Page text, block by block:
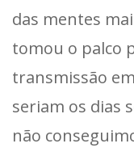
das mentes
tomou o palco
transmissão
seriam os dias
não